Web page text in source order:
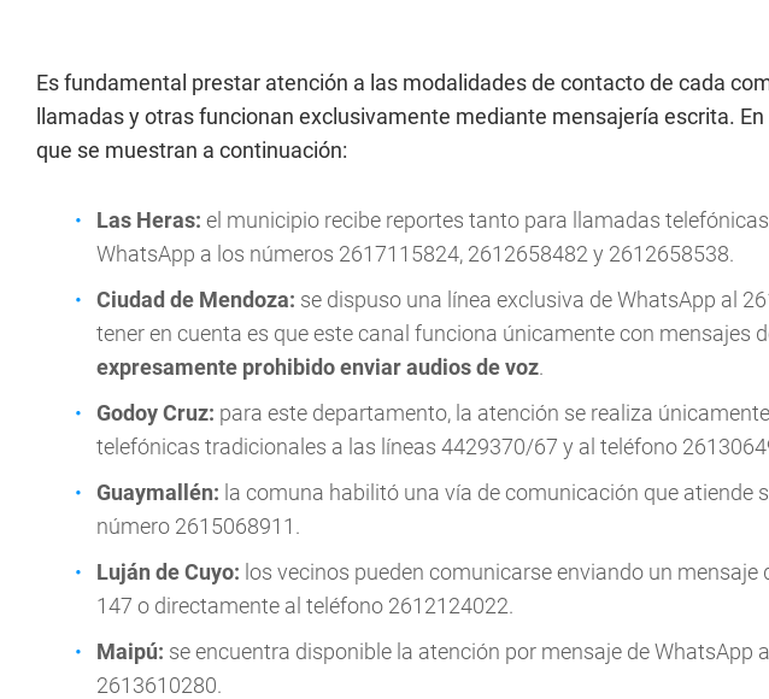
Es fundamental prestar atención a las modalidades de contacto de cada
llamadas y otras funcionan exclusivamente mediante mensajería escrita.
que se muestran a continuación:
Las Heras: el municipio recibe reportes tanto para llamadas
WhatsApp a los números 2617115824, 2612658482 y 2612658538.
Ciudad de Mendoza: se dispuso una línea exclusiva de WhatsApp al
tener en cuenta es que este canal funciona únicamente con mensajes
expresamente prohibido enviar audios de voz.
Godoy Cruz: para este departamento, la atención se realiza
telefónicas tradicionales a las líneas 4429370/67 y al teléfono
Guaymallén: la comuna habilitó una vía de comunicación que atiende
número 2615068911.
Luján de Cuyo: los vecinos pueden comunicarse enviando un mensaje
147 o directamente al teléfono 2612124022.
Maipú: se encuentra disponible la atención por mensaje de WhatsApp
2613610280.